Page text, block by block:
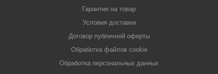
Гарантия на товар
Условия доставки
Договор публичной оферты
Обработка файлов cookie
Обработка персональных данных